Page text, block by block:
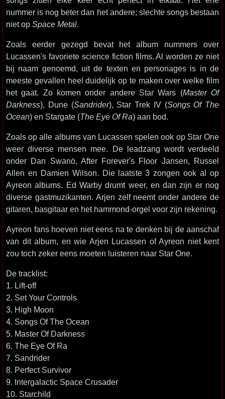
nummer is nog beter dan het andere; slechte songs bestaan
niet op Space Metal.
Zoals eerder gezegd bevat het album nummers over
Lucassen's favoriete science fiction films. Al worden ze niet
bij naam genoemd, uit de texten en personages is in de
meeste gevallen heel duidelijk op te maken over welke film
het gaat. Zo komen onder andere Star Wars (Master Of
Darkness), Dune (Sandrider), Star Trek IV (Songs Of The
Ocean) en Stargate (The Eye Of Ra) aan bod.
Zoals op alle albums van Lucassen spelen ook op Star One
weer diverse mensen mee. De leadzang wordt verdeeld
onder Dan Swanö, After Forever's Floor Jansen, Russel
Allen en Damien Wilson. Die laatste 3 zongen ook al op
Ayreon albums. Ed Warby drumt weer, en dan zijn er nog
diverse gastmuzikanten. Arjen zelf neemt onder andere de
gitaren, basgitaar en het hammond-orgel voor zijn rekening.
Ayreon fans hoeven niet eens na te denken bij de aanschaf
van dit album, en wie Arjen Lucassen of Ayreon niet kent
zou toch zeker eens moeten luisteren naar Star One.
De tracklist:
1. Lift-off
2. Set Your Controls
3. High Moon
4. Songs Of The Ocean
5. Master Of Darkness
6. The Eye Of Ra
7. Sandrider
8. Perfect Survivor
9. Intergalactic Space Crusader
10. Starchild